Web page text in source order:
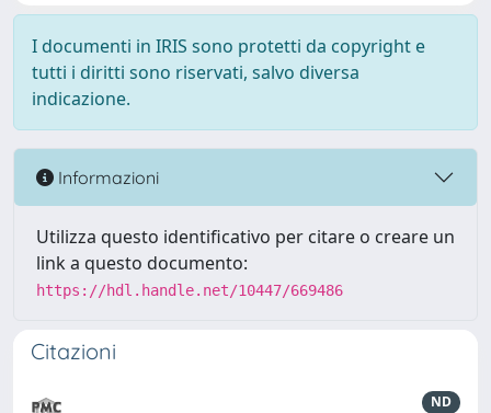
I documenti in IRIS sono protetti da copyright e
tutti i diritti sono riservati, salvo diversa
indicazione.
Informazioni
Utilizza questo identificativo per citare o creare un
link a questo documento:
https://hdl.handle.net/10447/669486
Citazioni
ND